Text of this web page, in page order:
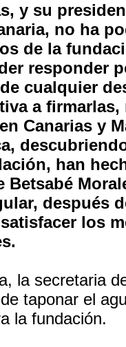
y su
no ha
de la
responder
cualquier
a firmarlas,
Canarias y
han
Betsabé
después
los
la secretaria
taponar el
la fundación.